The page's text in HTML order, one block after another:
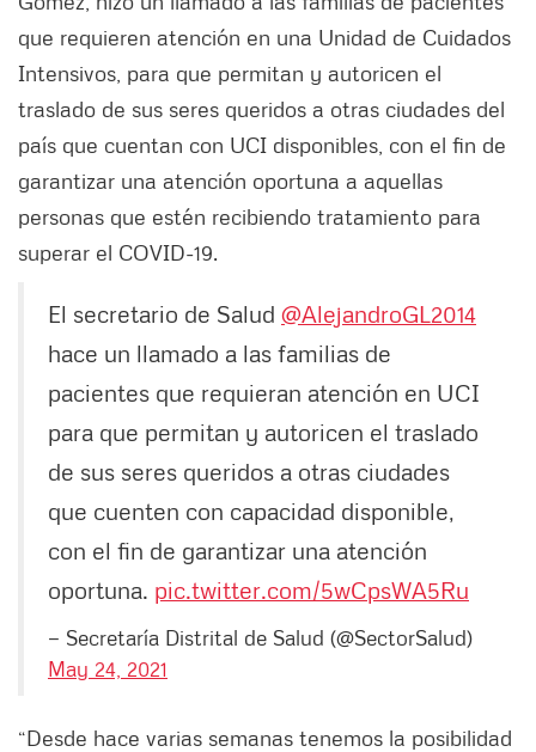
que requieren atención en una Unidad de Cuidados
Intensivos, para que permitan y autoricen el
traslado de sus seres queridos a otras ciudades del
país que cuentan con UCI disponibles, con el fin de
garantizar una atención oportuna a aquellas
personas que estén recibiendo tratamiento para
superar el COVID-19.
El secretario de Salud @AlejandroGL2014
hace un llamado a las familias de
pacientes que requieran atención en UCI
para que permitan y autoricen el traslado
de sus seres queridos a otras ciudades
que cuenten con capacidad disponible,
con el fin de garantizar una atención
oportuna. pic.twitter.com/5wCpsWA5Ru
— Secretaría Distrital de Salud (@SectorSalud)
May 24, 2021
“Desde hace varias semanas tenemos la posibilidad